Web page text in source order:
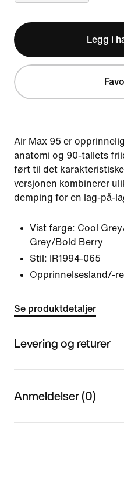
Legg i
Air Max 95 er
anatomi og 90-tallets
ført til det
versjonen kombinerer
demping for en lag-på-
Vist farge: Cool
Grey/Bold Berry
Stil:
IR1994-065
Opprinnelsesland/-
Se produktdetaljer
Levering og returer
Anmeldelser (0)